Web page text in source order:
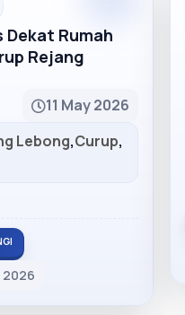
Rumah
Rejang
11 May 2026
Lebong,Curup,
2026